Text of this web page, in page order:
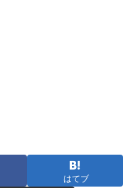
はてブ